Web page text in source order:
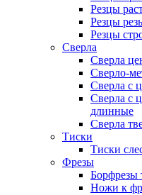
Резцы
Резцы
Резцы
Сверла
Сверла
Сверло-
Сверла с
Сверла с
длинные
Сверла
Тиски
Тиски
Фрезы
Борфрезы
Ножи к